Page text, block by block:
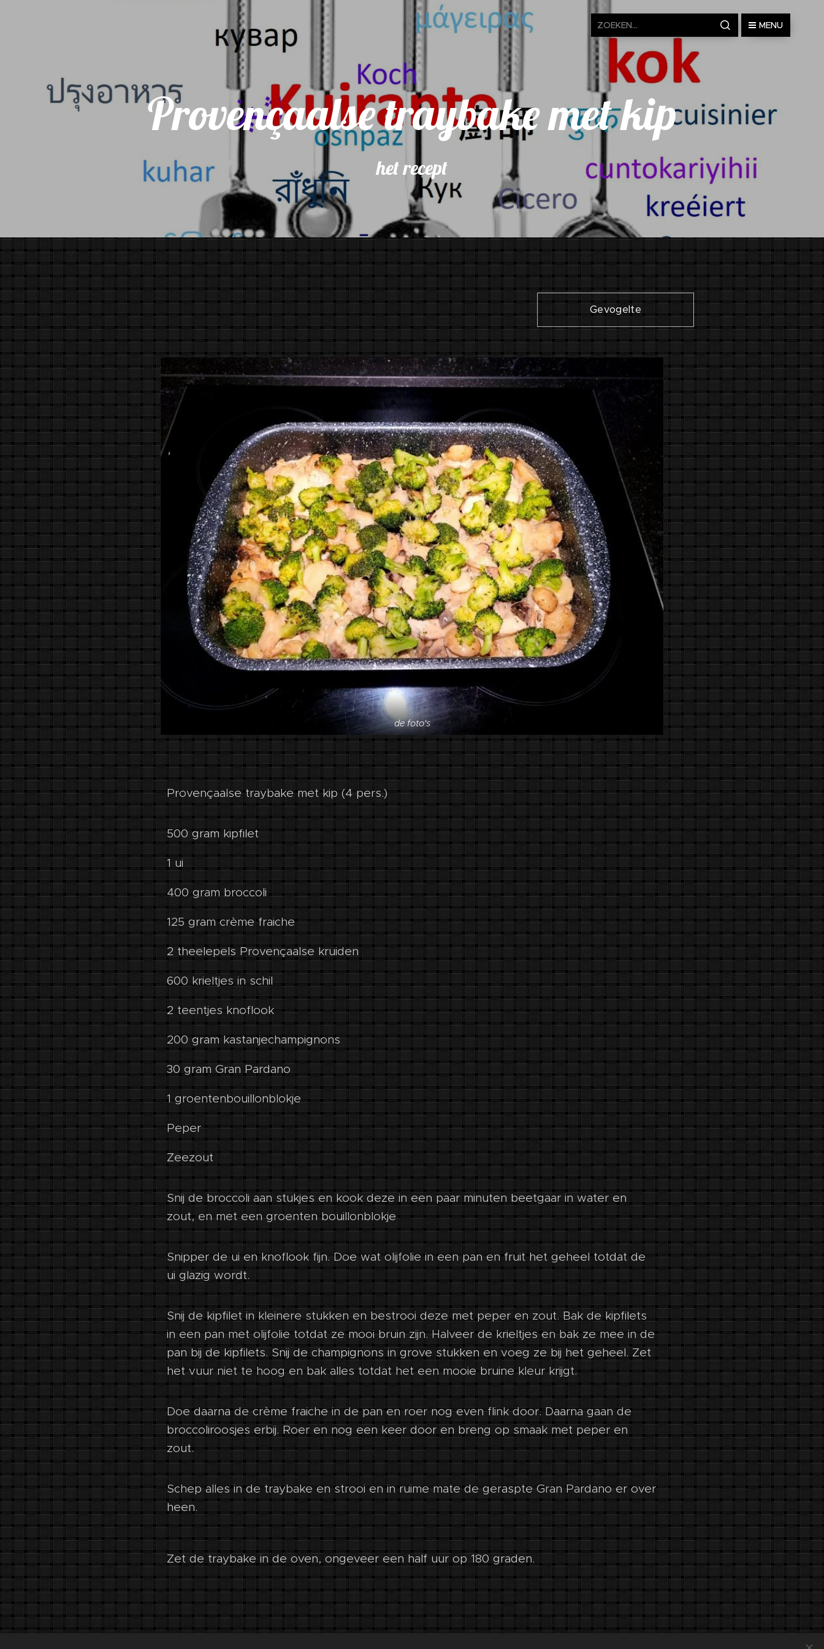
MENU
Provençaalse traybake met kip
het recept
Gevogelte
de foto's
Provençaalse traybake met kip (4 pers.)
500 gram kipfilet
1 ui
400 gram broccoli
125 gram crème fraiche
2 theelepels Provençaalse kruiden
600 krieltjes in schil
2 teentjes knoflook
200 gram kastanjechampignons
30 gram Gran Pardano
1 groentenbouillonblokje
Peper
Zeezout
Snij de broccoli aan stukjes en kook deze in een paar minuten beetgaar in water en
zout, en met een groenten bouillonblokje
Snipper de ui en knoflook fijn. Doe wat olijfolie in een pan en fruit het geheel totdat de
ui glazig wordt.
Snij de kipfilet in kleinere stukken en bestrooi deze met peper en zout. Bak de kipfilets
in een pan met olijfolie totdat ze mooi bruin zijn. Halveer de krieltjes en bak ze mee in de
pan bij de kipfilets. Snij de champignons in grove stukken en voeg ze bij het geheel. Zet
het vuur niet te hoog en bak alles totdat het een mooie bruine kleur krijgt.
Doe daarna de crème fraiche in de pan en roer nog even flink door. Daarna gaan de
broccoliroosjes erbij. Roer en nog een keer door en breng op smaak met peper en
zout.
Schep alles in de traybake en strooi en in ruime mate de geraspte Gran Pardano er over
heen.
Zet de traybake in de oven, ongeveer een half uur op 180 graden.